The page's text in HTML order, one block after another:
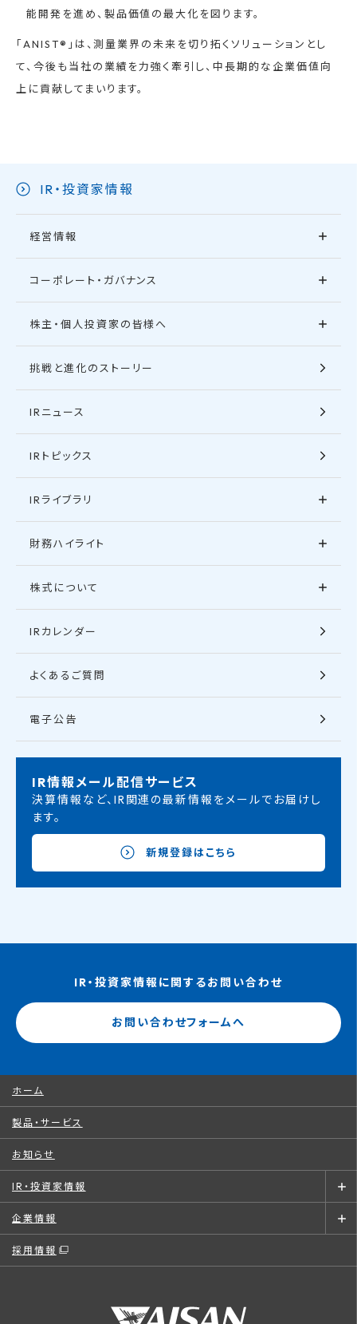
能開発を進め、製品価値の最大化を図ります。
「ANIST®」は、測量業界の未来を切り拓くソリューションとし
て、今後も当社の業績を力強く牽引し、中長期的な企業価値向
上に貢献してまいります。
IR・投資家情報
経営情報
コーポレート・ガバナンス
株主・個人投資家の皆様へ
挑戦と進化のストーリー
IRニュース
IRトピックス
IRライブラリ
財務ハイライト
株式について
IRカレンダー
よくあるご質問
電子公告
IR情報メール配信サービス
決算情報など、IR関連の最新情報をメールでお届けし
ます。
新規登録はこちら
IR・投資家情報に関するお問い合わせ
お問い合わせフォームへ
ホーム
製品・サービス
お知らせ
IR・投資家情報
企業情報
採用情報